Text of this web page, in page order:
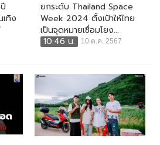
ทิง
ยกระดับ Thailand Space
Week 2024 ตั้งเป้าให้ไทย
เป็นจุดหมายเชื่อมโยง...
10:46 น.
10 ต.ค. 2567